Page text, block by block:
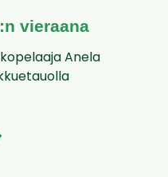
vieraana
Anela